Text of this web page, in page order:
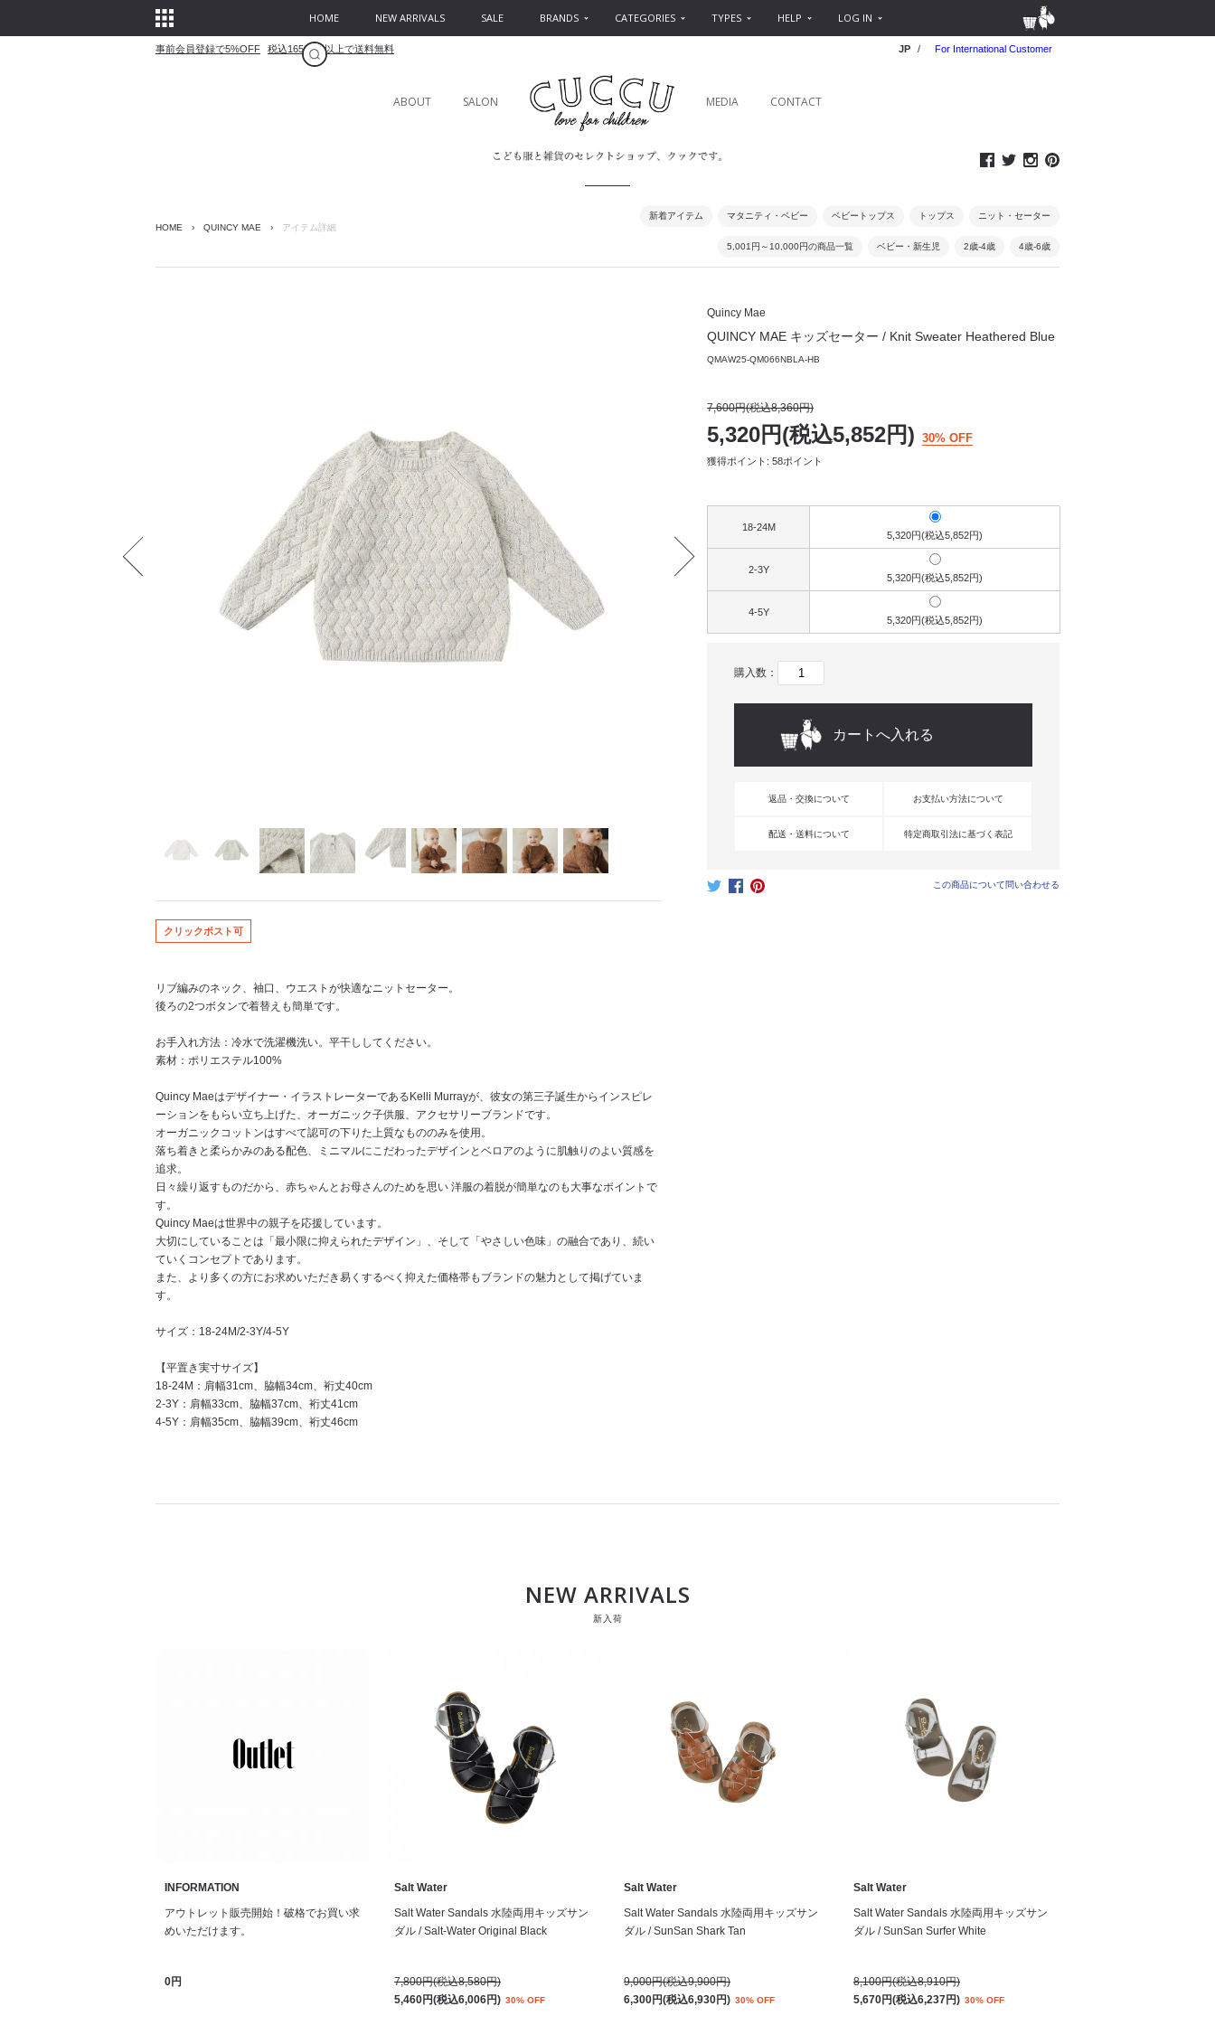
HOME NEW ARRIVALS SALE BRANDS CATEGORIES TYPES HELP LOG IN
事前会員登録で5%OFF 税込16500円以上で送料無料 JP / For International Customer
ABOUT SALON MEDIA CONTACT
HOME › QUINCY MAE › アイテム詳細
新着アイテム マタニティ・ベビー ベビートップス トップス ニット・セーター
5,001円～10,000円の商品一覧 ベビー・新生児 2歳-4歳 4歳-6歳
Quincy Mae
QUINCY MAE キッズセーター / Knit Sweater Heathered Blue
QMAW25-QM066NBLA-HB
クリックポスト可
リブ編みのネック、袖口、ウエストが快適なニットセーター。
後ろの2つボタンで着替えも簡単です。
お手入れ方法：冷水で洗濯機洗い。平干ししてください。
素材：ポリエステル100%
Quincy Maeはデザイナー・イラストレーターであるKelli Murrayが、彼女の第三子誕生からインスピレ
ーションをもらい立ち上げた、オーガニック子供服、アクセサリーブランドです。
オーガニックコットンはすべて認可の下りた上質なもののみを使用。
落ち着きと柔らかみのある配色、ミニマルにこだわったデザインとベロアのように肌触りのよい質感を
追求。
日々繰り返すものだから、赤ちゃんとお母さんのためを思い 洋服の着脱が簡単なのも大事なポイントで
す。
Quincy Maeは世界中の親子を応援しています。
大切にしていることは「最小限に抑えられたデザイン」、そして「やさしい色味」の融合であり、続い
ていくコンセプトであります。
また、より多くの方にお求めいただき易くするべく抑えた価格帯もブランドの魅力として掲げていま
す。
サイズ：18-24M/2-3Y/4-5Y
【平置き実寸サイズ】
18-24M：肩幅31cm、脇幅34cm、裄丈40cm
2-3Y：肩幅33cm、脇幅37cm、裄丈41cm
4-5Y：肩幅35cm、脇幅39cm、裄丈46cm
7,600円(税込8,360円)
5,320円(税込5,852円) 30% OFF
獲得ポイント: 58ポイント
18-24M
5,320円(税込5,852円)
2-3Y
5,320円(税込5,852円)
4-5Y
5,320円(税込5,852円)
購入数：
返品・交換について お支払い方法について
配送・送料について 特定商取引法に基づく表記
この商品について問い合わせる
NEW ARRIVALS
新入荷
INFORMATION
アウトレット販売開始！破格でお買い求
めいただけます。
0円
Salt Water
Salt Water Sandals 水陸両用キッズサン
ダル / Salt-Water Original Black
7,800円(税込8,580円)
5,460円(税込6,006円) 30% OFF
Salt Water
Salt Water Sandals 水陸両用キッズサン
ダル / SunSan Shark Tan
9,000円(税込9,900円)
6,300円(税込6,930円) 30% OFF
Salt Water
Salt Water Sandals 水陸両用キッズサン
ダル / SunSan Surfer White
8,100円(税込8,910円)
5,670円(税込6,237円) 30% OFF